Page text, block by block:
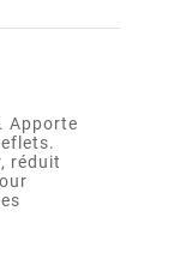
Apporte
réduit